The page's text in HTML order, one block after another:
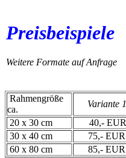
Preisbeispiele
Weitere Formate auf Anfrage
Rahmengröße
ca.
Variante 1
20 x 30 cm
40,- EUR
30 x 40 cm
75,- EUR
60 x 80 cm
85,- EUR